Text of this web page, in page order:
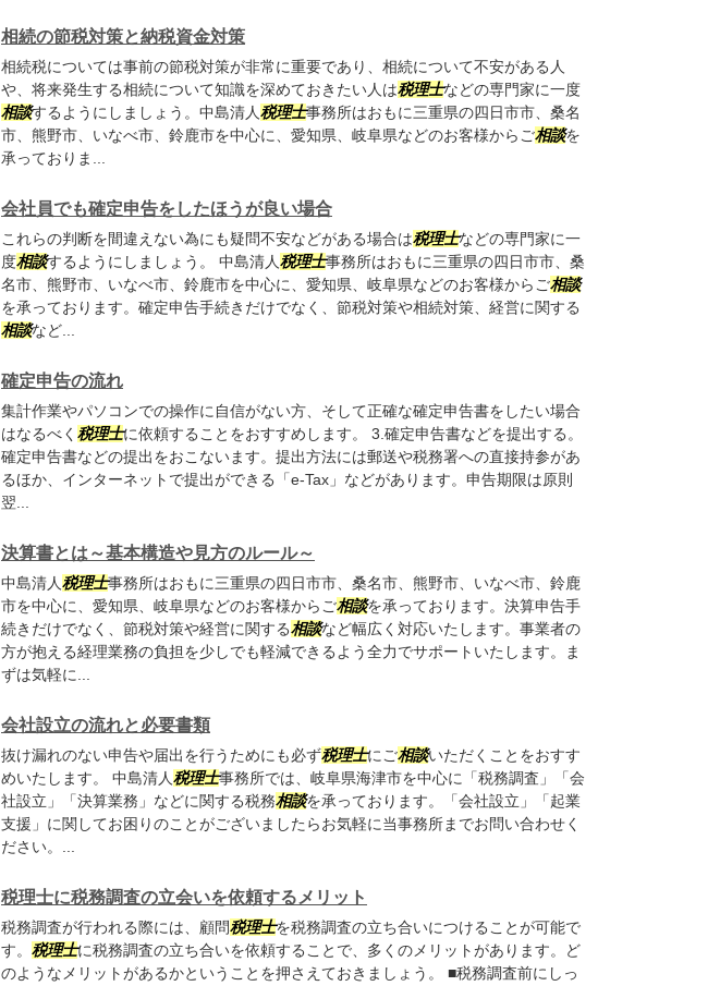
相続の節税対策と納税資金対策
相続税については事前の節税対策が非常に重要であり、相続について不安がある人
や、将来発生する相続について知識を深めておきたい人は税理士などの専門家に一度
相談するようにしましょう。中島清人税理士事務所はおもに三重県の四日市市、桑名
市、熊野市、いなべ市、鈴鹿市を中心に、愛知県、岐阜県などのお客様からご相談を
承っておりま...
会社員でも確定申告をしたほうが良い場合
これらの判断を間違えない為にも疑問不安などがある場合は税理士などの専門家に一
度相談するようにしましょう。 中島清人税理士事務所はおもに三重県の四日市市、桑
名市、熊野市、いなべ市、鈴鹿市を中心に、愛知県、岐阜県などのお客様からご相談
を承っております。確定申告手続きだけでなく、節税対策や相続対策、経営に関する
相談など...
確定申告の流れ
集計作業やパソコンでの操作に自信がない方、そして正確な確定申告書をしたい場合
はなるべく 税理士に依頼することをおすすめします。 3.確定申告書などを提出する。
確定申告書などの提出をおこないます。提出方法には郵送や税務署への直接持参があ
るほか、インターネットで提出ができる「e-Tax」などがあります。申告期限は原則
翌...
決算書とは～基本構造や見方のルール～
中島清人税理士事務所はおもに三重県の四日市市、桑名市、熊野市、いなべ市、鈴鹿
市を中心に、愛知県、岐阜県などのお客様からご相談を承っております。決算申告手
続きだけでなく、節税対策や経営に関する相談など幅広く対応いたします。事業者の
方が抱える経理業務の負担を少しでも軽減できるよう全力でサポートいたします。ま
ずは気軽に...
会社設立の流れと必要書類
抜け漏れのない申告や届出を行うためにも必ず税理士にご相談いただくことをおすす
めいたします。 中島清人税理士事務所では、岐阜県海津市を中心に「税務調査」「会
社設立」「決算業務」などに関する税務相談を承っております。「会社設立」「起業
支援」に関してお困りのことがございましたらお気軽に当事務所までお問い合わせく
ださい。...
税理士に税務調査の立会いを依頼するメリット
税務調査が行われる際には、顧問税理士を税務調査の立ち合いにつけることが可能で
す。 税理士に税務調査の立ち合いを依頼することで、多くのメリットがあります。ど
のようなメリットがあるかということを押さえておきましょう。 ■税務調査前にしっ